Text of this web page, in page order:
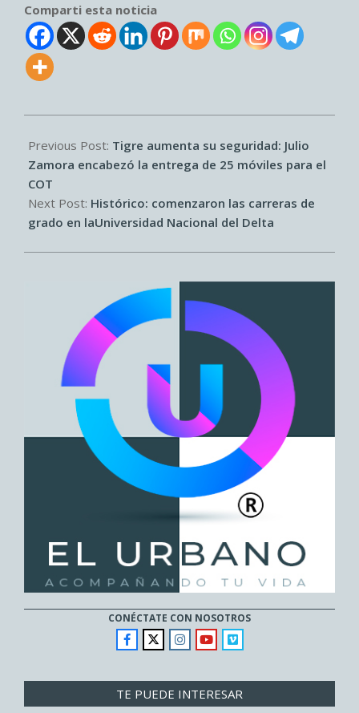
Comparti esta noticia
04-
01
Previous Post: Tigre aumenta su seguridad: Julio
Zamora encabezó la entrega de 25 móviles para el
COT
Next Post: Histórico: comenzaron las carreras de
grado en laUniversidad Nacional del Delta
CONÉCTATE CON NOSOTROS
TE PUEDE INTERESAR